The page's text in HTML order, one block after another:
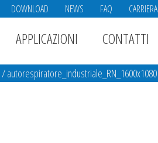
DOWNLOAD NEWS FAQ CARRIERA
APPLICAZIONI CONTATTI
/autorespiratore_industriale_RN_1600x1080